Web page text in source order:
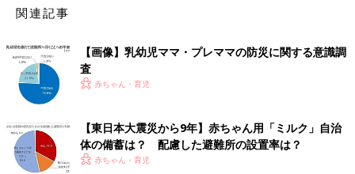
関連記事
【画像】乳幼児ママ・プレママの防災に関する意識調
査
赤ちゃん・育児
【東日本大震災から9年】赤ちゃん用「ミルク」自治
体の備蓄は？ 配慮した避難所の設置率は？
赤ちゃん・育児